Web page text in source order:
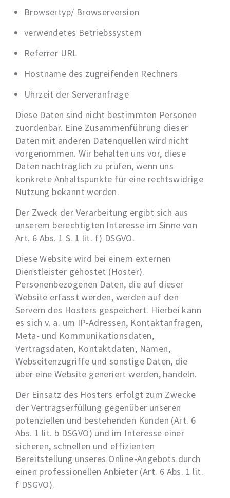
Browsertyp/ Browserversion
verwendetes Betriebssystem
Referrer URL
Hostname des zugreifenden Rechners
Uhrzeit der Serveranfrage
Diese Daten sind nicht bestimmten Personen
zuordenbar. Eine Zusammenführung dieser
Daten mit anderen Datenquellen wird nicht
vorgenommen. Wir behalten uns vor, diese
Daten nachträglich zu prüfen, wenn uns
konkrete Anhaltspunkte für eine rechtswidrige
Nutzung bekannt werden.
Der Zweck der Verarbeitung ergibt sich aus
unserem berechtigten Interesse im Sinne von
Art. 6 Abs. 1 S. 1 lit. f) DSGVO.
Diese Website wird bei einem externen
Dienstleister gehostet (Hoster).
Personenbezogenen Daten, die auf dieser
Website erfasst werden, werden auf den
Servern des Hosters gespeichert. Hierbei kann
es sich v. a. um IP-Adressen, Kontaktanfragen,
Meta- und Kommunikationsdaten,
Vertragsdaten, Kontaktdaten, Namen,
Webseitenzugriffe und sonstige Daten, die
über eine Website generiert werden, handeln.
Der Einsatz des Hosters erfolgt zum Zwecke
der Vertragserfüllung gegenüber unseren
potenziellen und bestehenden Kunden (Art. 6
Abs. 1 lit. b DSGVO) und im Interesse einer
sicheren, schnellen und effizienten
Bereitstellung unseres Online-Angebots durch
einen professionellen Anbieter (Art. 6 Abs. 1 lit.
f DSGVO).